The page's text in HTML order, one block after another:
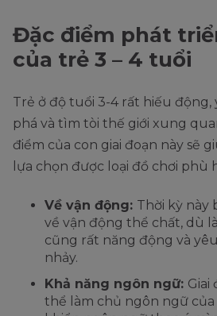
Đặc điểm phát
của trẻ 3 – 4 tuổi
Trẻ ở độ tuổi 3-4 rất hiếu
phá và tìm tòi thế giới xung
điểm của con giai đoạn này sẽ
lựa chọn được loại đồ chơi phù
Về vận động: Thời kỳ này
về vận động thể chất, dù
cũng rất năng động và
nhảy.
Khả năng ngôn ngữ: Giai
thể làm chủ ngôn ngữ của